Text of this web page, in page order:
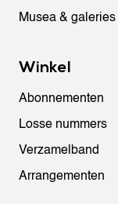
Musea & galeries
Winkel
Abonnementen
Losse nummers
Verzamelband
Arrangementen